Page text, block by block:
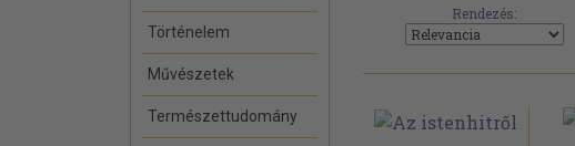
Történelem
Művészetek
Természettudomány
Rendezés: